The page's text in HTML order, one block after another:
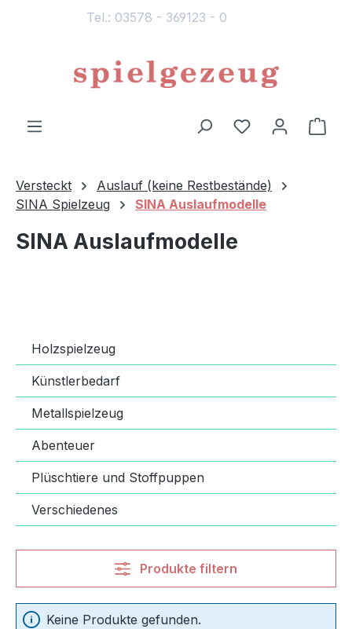
Tel.: 03578 - 369123 - 0
Du hast 0
Versteckt
Auslauf (keine Restbestände)
SINA Spielzeug
SINA Auslaufmodelle
SINA Auslaufmodelle
Holzspielzeug
Künstlerbedarf
Metallspielzeug
Abenteuer
Plüschtiere und Stoffpuppen
Verschiedenes
Produkte filtern
Keine Produkte gefunden.